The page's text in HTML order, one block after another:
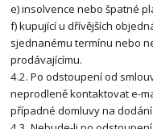
e) insolvence nebo špatné
f) kupující u dřívějších
sjednanému termínu nebo
prodávajícímu.
4.2. Po odstoupení od
neprodleně kontaktovat e-
případné domluvy na